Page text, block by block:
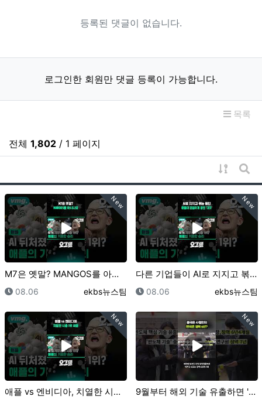
등록된 댓글이 없습니다.
로그인한 회원만 댓글 등록이 가능합니다.
목록
전체 1,802 / 1 페이지
게시물
게
New
M7은 옛말? MANGOS를 아시나요 / 오그랲 / 비…
등록일
08.06 등록자
ekbs뉴스팀
New
다른 기업들이 AI로 지지고 볶는 동안 애플이 은밀하게…
등록일
08.06 등록자
ekbs뉴스팀
New
애플 vs 엔비디아, 치열한 시총 1위 싸움 / 오그랲…
New
9월부터 해외 기술 유출하면 '간첩죄' 적용｜크랩